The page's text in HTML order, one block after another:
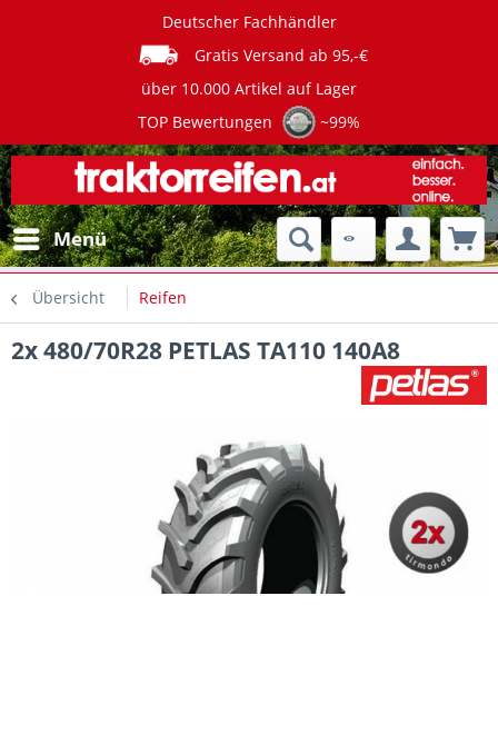
Deutscher Fachhändler
Gratis Versand ab 95,-€
über 10.000 Artikel auf Lager
TOP Bewertungen
~99%
Menü
Übersicht Reifen
2x 480/70R28 PETLAS TA110 140A8